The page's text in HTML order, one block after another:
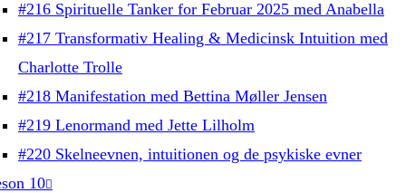
#216 Spirituelle Tanker for Februar 2025 med Anabella
#217 Transformativ Healing & Medicinsk Intuition med
Charlotte Trolle
#218 Manifestation med Bettina Møller Jensen
#219 Lenormand med Jette Lilholm
#220 Skelneevnen, intuitionen og de psykiske evner
10